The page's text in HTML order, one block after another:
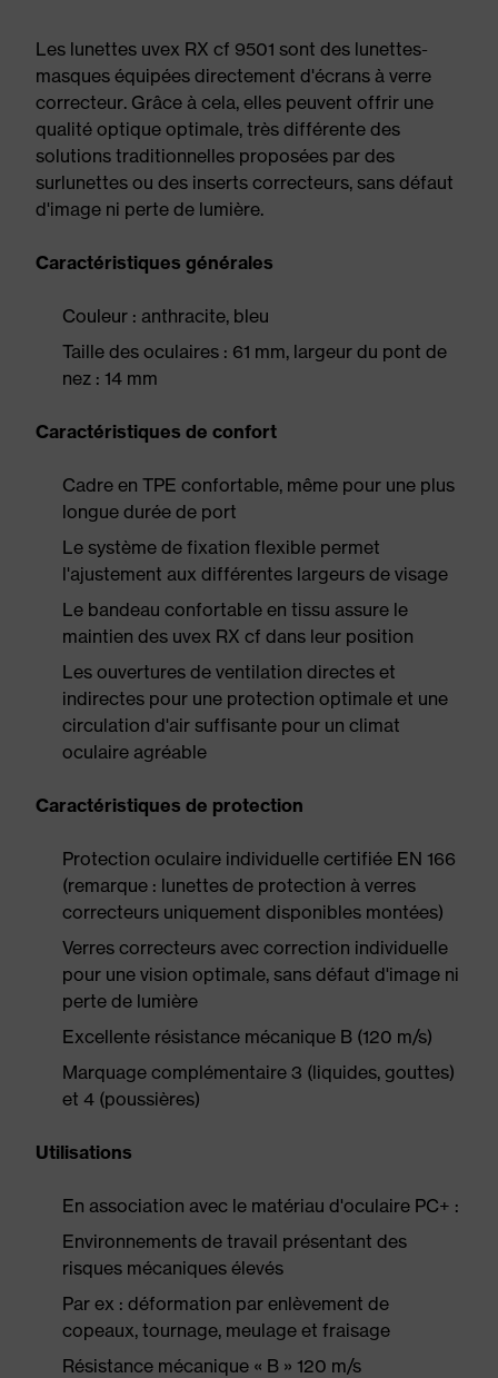
Les lunettes uvex RX cf 9501 sont des lunettes-
masques équipées directement d'écrans à verre
correcteur. Grâce à cela, elles peuvent offrir une
qualité optique optimale, très différente des
solutions traditionnelles proposées par des
surlunettes ou des inserts correcteurs, sans défaut
d'image ni perte de lumière.
Caractéristiques générales
Couleur : anthracite, bleu
Taille des oculaires : 61 mm, largeur du pont de
nez : 14 mm
Caractéristiques de confort
Cadre en TPE confortable, même pour une plus
longue durée de port
Le système de fixation flexible permet
l'ajustement aux différentes largeurs de visage
Le bandeau confortable en tissu assure le
maintien des uvex RX cf dans leur position
Les ouvertures de ventilation directes et
indirectes pour une protection optimale et une
circulation d'air suffisante pour un climat
oculaire agréable
Caractéristiques de protection
Protection oculaire individuelle certifiée EN 166
(remarque : lunettes de protection à verres
correcteurs uniquement disponibles montées)
Verres correcteurs avec correction individuelle
pour une vision optimale, sans défaut d'image ni
perte de lumière
Excellente résistance mécanique B (120 m/s)
Marquage complémentaire 3 (liquides, gouttes)
et 4 (poussières)
Utilisations
En association avec le matériau d'oculaire PC+ :
Environnements de travail présentant des
risques mécaniques élevés
Par ex : déformation par enlèvement de
copeaux, tournage, meulage et fraisage
Résistance mécanique « B » 120 m/s